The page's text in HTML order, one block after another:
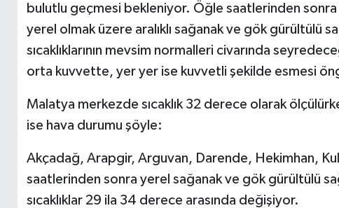
bulutlu geçmesi bekleniyor. Öğle saatlerinden
yerel olmak üzere aralıklı sağanak ve gök gürültülü
sıcaklıklarının mevsim normalleri civarında
orta kuvvette, yer yer ise kuvvetli şekilde esmesi
Malatya merkezde sıcaklık 32 derece olarak
ise hava durumu şöyle:
Akçadağ, Arapgir, Arguvan, Darende, Hekimhan,
saatlerinden sonra yerel sağanak ve gök gürültülü
sıcaklıklar 29 ila 34 derece arasında değişiyor.